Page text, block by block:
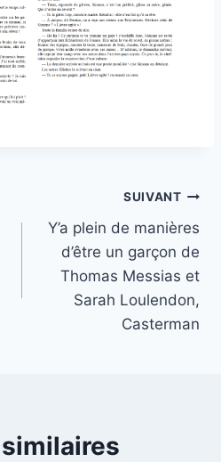
SUIVANT
Y’a plein de manières
d’être un garçon de
Thomas Messias et
Sarah Loulendon,
Casterman